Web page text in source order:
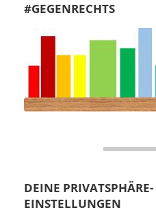
#GEGENRECHTS
DEINE PRIVATSPHÄRE-
EINSTELLUNGEN